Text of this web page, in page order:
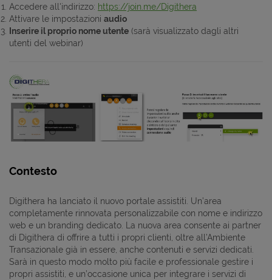
Accedere all'indirizzo: https://join.me/Digithera
Attivare le impostazioni audio
Inserire il proprio nome utente (sarà visualizzato dagli altri
utenti del webinar)
Contesto
Digithera ha lanciato il nuovo portale assistiti. Un’area
completamente rinnovata personalizzabile con nome e indirizzo
web e un branding dedicato. La nuova area consente ai partner
di Digithera di offrire a tutti i propri clienti, oltre all’Ambiente
Transazionale già in essere, anche contenuti e servizi dedicati.
Sarà in questo modo molto più facile e professionale gestire i
propri assistiti, e un’occasione unica per integrare i servizi di